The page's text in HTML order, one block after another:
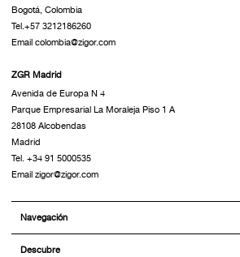
Bogotá, Colombia
Tel.+57 3212186260
Email colombia@zigor.com
ZGR Madrid
Avenida de Europa N 4
Parque Empresarial La Moraleja Piso 1 A
28108 Alcobendas
Madrid
Tel. +34 91 5000535
Email zigor@zigor.com
Navegación
Descubre